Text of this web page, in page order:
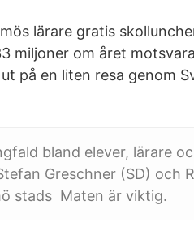
lärare gratis
miljoner om året
på en liten resa genom
bland elever, lärare
Greschner (SD) och
stads Maten är viktig.